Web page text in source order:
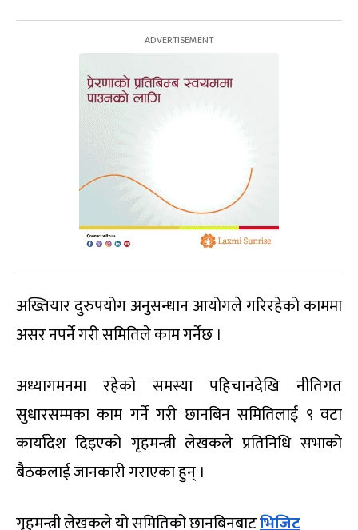
अख्तियार दुरुपयोग अनुसन्धान आयोगले गरिरहेको काममा
असर नपर्ने गरी समितिले काम गर्नेछ ।
अध्यागमनमा रहेको समस्या पहिचानदेखि नीतिगत
सुधारसम्मका काम गर्ने गरी छानबिन समितिलाई ९ वटा
कार्यादेश दिइएको गृहमन्त्री लेखकले प्रतिनिधि सभाको
बैठकलाई जानकारी गराएका हुन् ।
गृहमन्त्री लेखकले यो समितिको छानबिनबाटभिजिट